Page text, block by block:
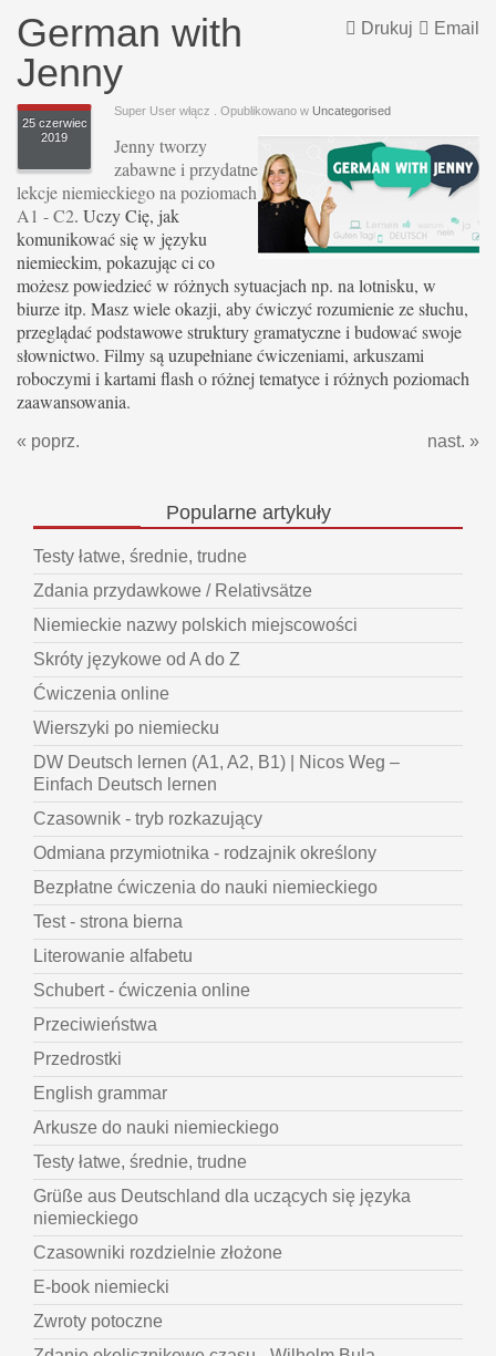
Email
Drukuj
German with
Jenny
Super User włącz
25 czerwiec
2019
. Opublikowano w Uncategorised
Jenny tworzy
zabawne i przydatne
lekcje niemieckiego na poziomach
A1 - C2. Uczy Cię, jak
komunikować się w języku
niemieckim, pokazując ci co
możesz powiedzieć w różnych sytuacjach np. na lotnisku, w
biurze itp. Masz wiele okazji, aby ćwiczyć rozumienie ze słuchu,
przeglądać podstawowe struktury gramatyczne i budować swoje
słownictwo. Filmy są uzupełniane ćwiczeniami, arkuszami
roboczymi i kartami flash o różnej tematyce i różnych poziomach
zaawansowania.
« poprz. nast. »
Popularneartykuły
Testy łatwe, średnie, trudne
Zdania przydawkowe / Relativsätze
Niemieckie nazwy polskich miejscowości
Skróty językowe od A do Z
Ćwiczenia online
Wierszyki po niemiecku
DW Deutsch lernen (A1, A2, B1) | Nicos Weg –
Einfach Deutsch lernen
Czasownik - tryb rozkazujący
Odmiana przymiotnika - rodzajnik określony
Bezpłatne ćwiczenia do nauki niemieckiego
Test - strona bierna
Literowanie alfabetu
Schubert - ćwiczenia online
Przeciwieństwa
Przedrostki
English grammar
Arkusze do nauki niemieckiego
Testy łatwe, średnie, trudne
Grüße aus Deutschland dla uczących się języka
niemieckiego
Czasowniki rozdzielnie złożone
E-book niemiecki
Zwroty potoczne